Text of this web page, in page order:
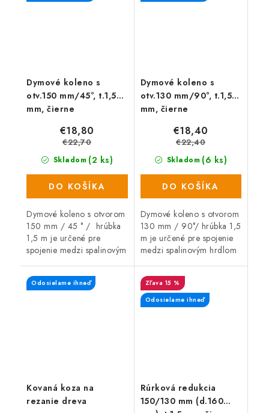
Dymové koleno s
otv.150 mm/45°, t.1,5
mm, čierne
Skladom (2 ks)
€18,80
€22,70
DO KOŠÍKA
Dymové koleno s otvorom
150 mm / 45 ° / hrúbka
1,5 m je určené pre
spojenie medzi spalinovým
sopúchom.
Dymové koleno s
otv.130 mm/90°, t.1,5
mm, čierne
Skladom (6 ks)
€18,40
€22,40
DO KOŠÍKA
Dymové koleno s otvorom
130 mm / 90°/ hrúbka 1,5
m je určené pre spojenie
medzi spalinovým hrdlom
sopúchom.
Kovaná koza na
rezanie dreva
Odosielame ihneď
Rúrková redukcia
150/130 mm (d.160
15 %
Odosielame ihneď